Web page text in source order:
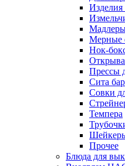
Изделия
Мерные
Нок-
Прессы
Сита
Совки
Темпера
Прочее
Блюда для